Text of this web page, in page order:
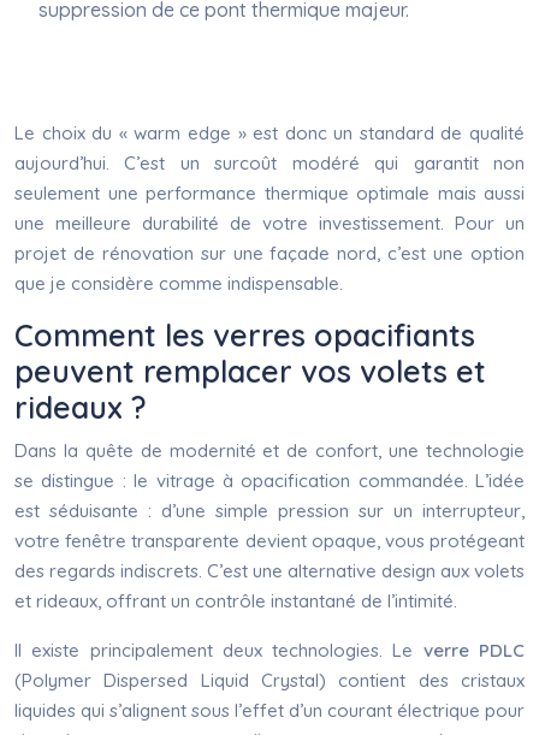
suppression de ce pont thermique majeur.
Le choix du « warm edge » est donc un standard de qualité
aujourd’hui. C’est un surcoût modéré qui garantit non
seulement une performance thermique optimale mais aussi
une meilleure durabilité de votre investissement. Pour un
projet de rénovation sur une façade nord, c’est une option
que je considère comme indispensable.
Comment les verres opacifiants
peuvent remplacer vos volets et
rideaux ?
Dans la quête de modernité et de confort, une technologie
se distingue : le vitrage à opacification commandée. L’idée
est séduisante : d’une simple pression sur un interrupteur,
votre fenêtre transparente devient opaque, vous protégeant
des regards indiscrets. C’est une alternative design aux volets
et rideaux, offrant un contrôle instantané de l’intimité.
Il existe principalement deux technologies. Le verre PDLC
(Polymer Dispersed Liquid Crystal) contient des cristaux
liquides qui s’alignent sous l’effet d’un courant électrique pour